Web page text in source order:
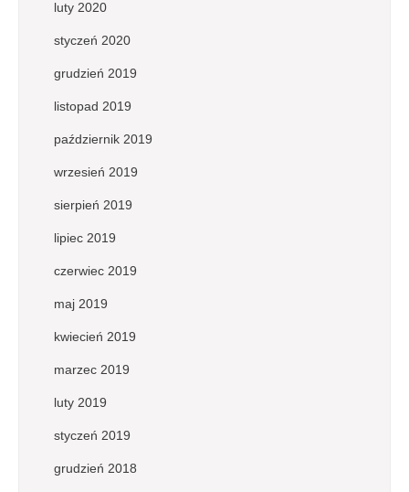
luty 2020
styczeń 2020
grudzień 2019
listopad 2019
październik 2019
wrzesień 2019
sierpień 2019
lipiec 2019
czerwiec 2019
maj 2019
kwiecień 2019
marzec 2019
luty 2019
styczeń 2019
grudzień 2018